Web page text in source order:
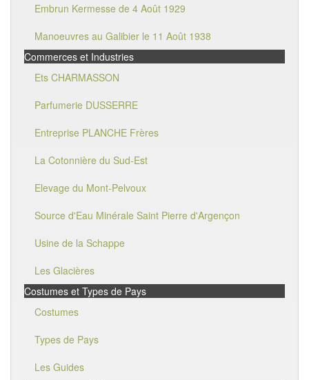
Embrun Kermesse de 4 Août 1929
Manoeuvres au Galibier le 11 Août 1938
Commerces et Industries
Ets CHARMASSON
Parfumerie DUSSERRE
Entreprise PLANCHE Frères
La Cotonnière du Sud-Est
Elevage du Mont-Pelvoux
Source d'Eau Minérale Saint Pierre d'Argençon
Usine de la Schappe
Les Glacières
Costumes et Types de Pays
Costumes
Types de Pays
Les Guides